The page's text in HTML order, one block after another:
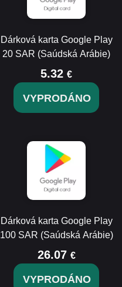
Dárková karta Google Play
20 SAR (Saúdská Arábie)
5.32 €
VYPRODÁNO
Dárková karta Google Play
100 SAR (Saúdská Arábie)
26.07 €
VYPRODÁNO